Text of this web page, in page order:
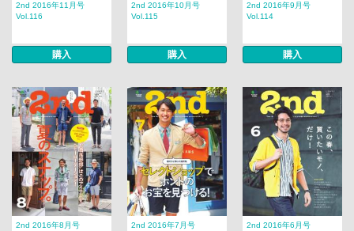
2nd 2016年11月号
Vol.116
購入
2nd 2016年10月号
Vol.115
購入
2nd 2016年9月号
Vol.114
購入
2nd 2016年8月号
2nd 2016年7月号
2nd 2016年6月号